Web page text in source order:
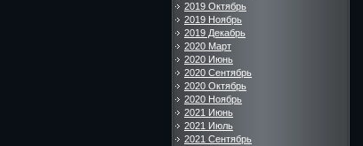
2019 Октябрь
2019 Ноябрь
2019 Декабрь
2020 Март
2020 Июнь
2020 Сентябрь
2020 Октябрь
2020 Ноябрь
2021 Июнь
2021 Июль
2021 Сентябрь